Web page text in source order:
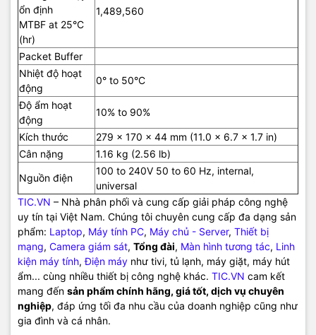
ổn định
MTBF at 25°C
(hr)
1,489,560
Packet Buffer
Nhiệt độ hoạt
động
0° to 50°C
Độ ẩm hoạt
động
10% to 90%
Kích thước
279 x 170 x 44 mm (11.0 x 6.7 x 1.7 in)
Cân nặng
1.16 kg (2.56 lb)
Nguồn điện
100 to 240V 50 to 60 Hz, internal,
universal
TIC.VN – Nhà phân phối và cung cấp giải pháp công nghệ
uy tín tại Việt Nam. Chúng tôi chuyên cung cấp đa dạng sản
phẩm: Laptop, Máy tính PC, Máy chủ - Server, Thiết bị
mạng, Camera giám sát, Tổng đài, Màn hình tương tác, Linh
kiện máy tính,Điện máy như tivi, tủ lạnh, máy giặt, máy hút
ẩm... cùng nhiều thiết bị công nghệ khác. TIC.VN cam kết
mang đến sản phẩm chính hãng, giá tốt, dịch vụ chuyên
nghiệp, đáp ứng tối đa nhu cầu của doanh nghiệp cũng như
gia đình và cá nhân.